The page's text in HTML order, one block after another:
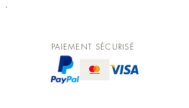
PAIEMENT SÉCURISÉ